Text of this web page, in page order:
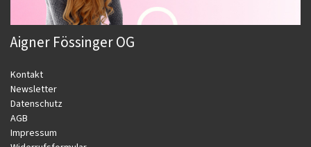
Aigner Fössinger OG
Kontakt
Newsletter
Datenschutz
AGB
Impressum